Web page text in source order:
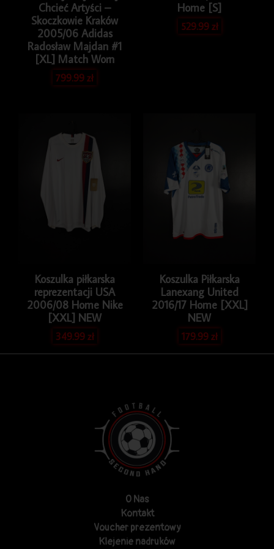
Chcieć Artyści –
Skoczkowie Kraków
2005/06 Adidas
Radosław Majdan #1
[XL] Match Worn
799.99zł
Home [S]
529.99zł
Koszulka piłkarska
reprezentacji USA
2006/08 Home Nike
[XXL] NEW
349.99zł
Koszulka Piłkarska
Lanexang United
2016/17 Home [XXL]
NEW
179.99zł
O Nas
Kontakt
Voucher prezentowy
Klejenie nadruków